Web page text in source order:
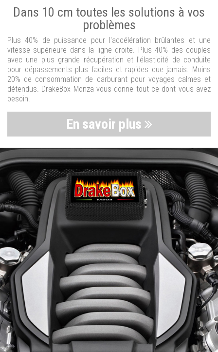
Dans 10 cm toutes les solutions à vos
problèmes
Plus 40% de puissance pour l'accélération brûlantes et une
vitesse supérieure dans la ligne droite. Plus 40% des couples
avec une plus grande récupération et l'élasticité de conduite
pour dépassements plus faciles et rapides que jamais. Moins
20% de consommation de carburant pour voyages calmes et
détendus. DrakeBox Monza vous donne tout ce dont vous avez
besoin.
En savoir plus